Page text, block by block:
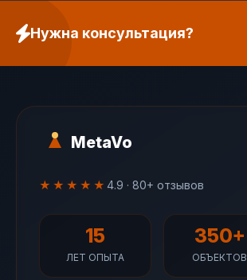
Нужна консультация?
MetaVo
★★★★★ 4.9 · 80+ отзывов
15
ЛЕТ ОПЫТА
350+
ОБЪЕКТОВ